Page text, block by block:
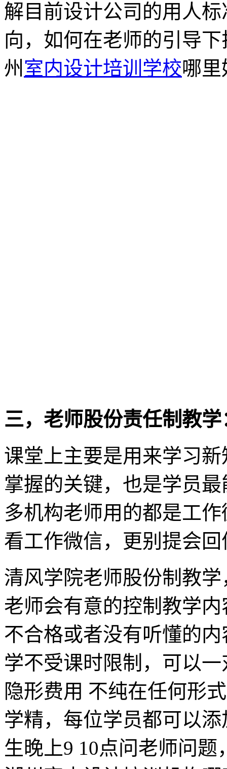
解目前设计公司的用人
向，如何在老师的引导
州 室内设计培训学校哪里
三，老师股份责任制教学
课堂上主要是用来学习
掌握的关键，也是学员
多机构老师用的都是工
看工作微信，更别提会
清风学院老师股份制教
老师会有意的控制教学
不合格或者没有听懂的
学不受课时限制，可以
隐形费用 不纯在任何形
学精，每位学员都可以
生晚上9 10点问老师问